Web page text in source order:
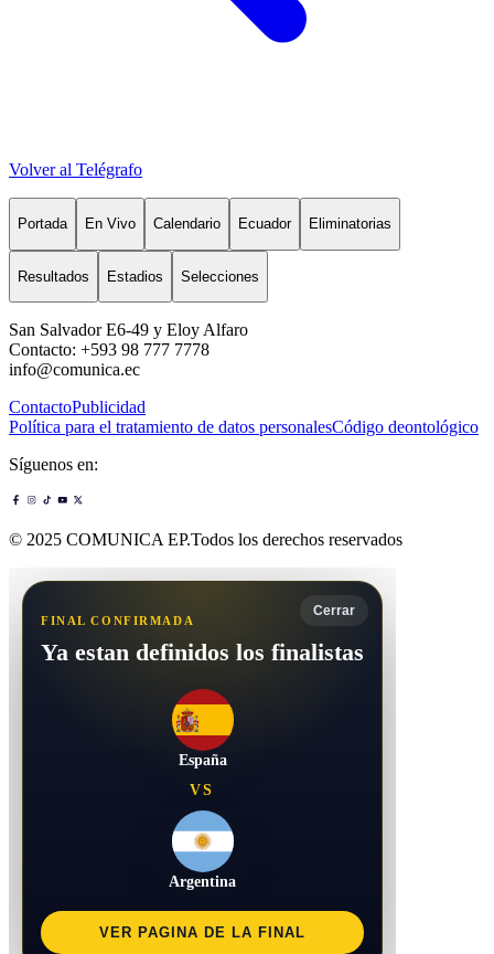
Volver al Telégrafo
Portada En Vivo Calendario Ecuador Eliminatorias
Resultados Estadios Selecciones
San Salvador E6-49 y Eloy Alfaro
Contacto: +593 98 777 7778
info@comunica.ec
ContactoPublicidad
Política para el tratamiento de datos personalesCódigo deontológico
Síguenos en:
© 2025 COMUNICA EP.Todos los derechos reservados
Cerrar
FINAL CONFIRMADA
Ya estan definidos los finalistas
España
VS
Argentina
VER PAGINA DE LA FINAL